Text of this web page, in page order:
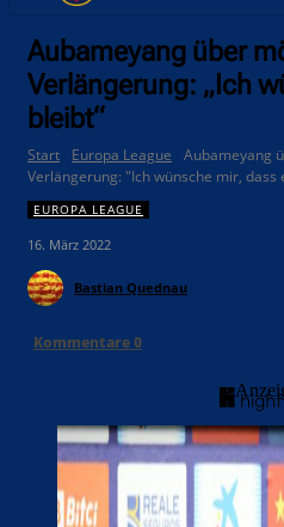
Aubameyang über
Verlängerung: „Ich
bleibt“
Start Europa League
Aubameyang
Verlängerung: "Ich wünsche mir, dass
EUROPA LEAGUE
16. März 2022
Bastian Quednau
Kommentare0
-